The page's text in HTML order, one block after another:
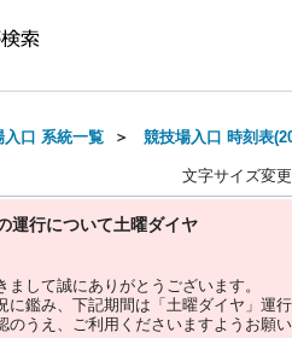
入口 系統一覧 ＞ 競技場入口 時刻表
文字サイズ変更
行について土曜ダイヤ
して誠にありがとうございます。
鑑み、下記期間は「土曜ダイヤ」運行
うえ、ご利用くださいますようお願い